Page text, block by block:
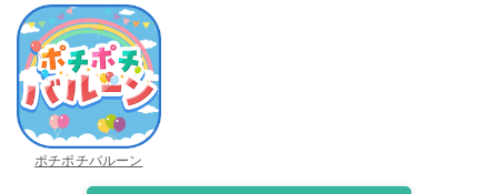
ポチポチバルーン